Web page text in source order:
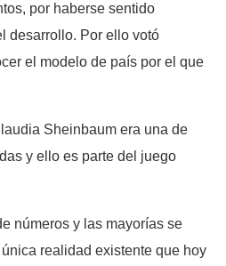
por haberse sentido
desarrollo. Por ello votó
el modelo de país por el que
Sheinbaum era una de
y ello es parte del juego
números y las mayorías se
realidad existente que hoy